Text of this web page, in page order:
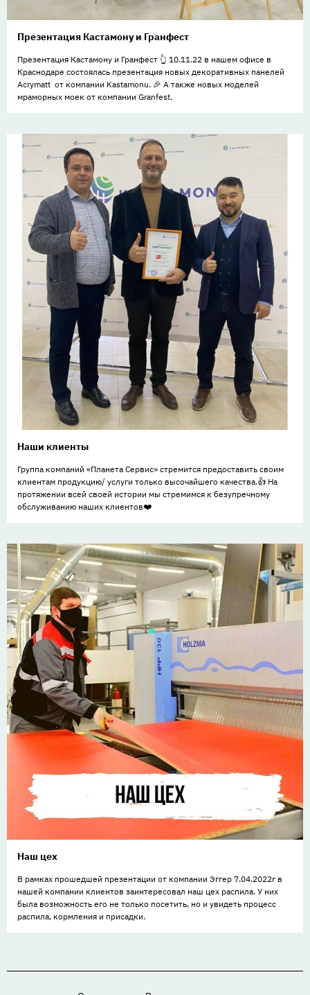
Презентация Кастамону и Гранфест
Презентация Кастамону и Гранфест 👆 10.11.22 в нашем офисе в
Краснодаре состоялась презентация новых декоративных панелей
Acrymatt от компании Kastamonu. 🎉 А также новых моделей
мраморных моек от компании Granfest.
Наши клиенты
Группа компаний «Планета Сервис» стремится предоставить своим
клиентам продукцию/ услуги только высочайшего качества.👍 На
протяжении всей своей истории мы стремимся к безупречному
обслуживанию наших клиентов❤️
Наш цех
В рамках прошедшей презентации от компании Эггер 7.04.2022г в
нашей компании клиентов заинтересовал наш цех распила. У них
была возможность его не только посетить, но и увидеть процесс
распила, кормления и присадки.